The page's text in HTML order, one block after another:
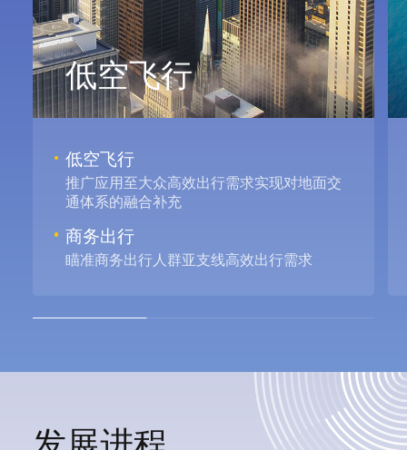
低空飞行
低空飞行
推广应用至大众高效出行需求实现对地面交
通体系的融合补充
商务出行
瞄准商务出行人群亚支线高效出行需求